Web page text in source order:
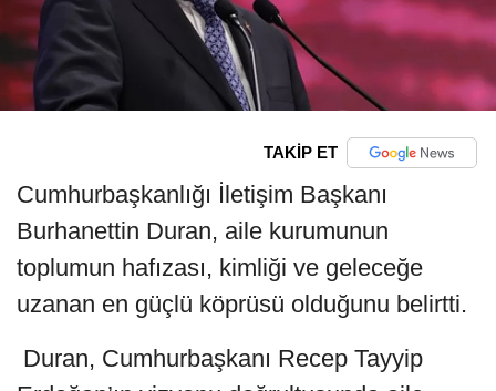
TAKİP ET
Cumhurbaşkanlığı İletişim Başkanı
Burhanettin Duran, aile kurumunun
toplumun hafızası, kimliği ve geleceğe
uzanan en güçlü köprüsü olduğunu belirtti.
Duran, Cumhurbaşkanı Recep Tayyip